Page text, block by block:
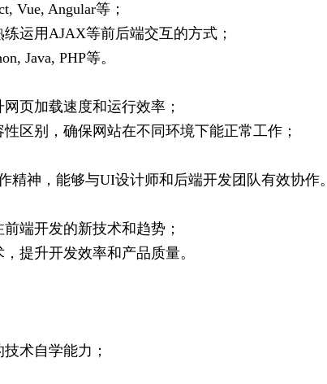
Vue, Angular等；
运用AJAX等前后端交互的方式；
Java, PHP等。
页加载速度和运行效率；
区别，确保网站在不同环境下能正常工作；
精神，能够与UI设计师和后端开发团队有效协作。
端开发的新技术和趋势；
提升开发效率和产品质量。
术自学能力；